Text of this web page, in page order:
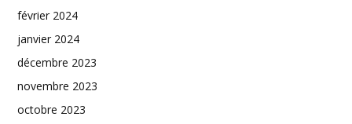
février 2024
janvier 2024
décembre 2023
novembre 2023
octobre 2023